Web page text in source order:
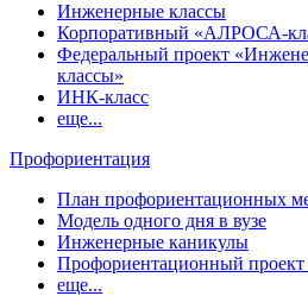
Инженерные классы
Корпоративный «АЛРОСА-
Федеральный проект
классы»
ИНК-класс
еще...
Профориентация
План профориентационных
Модель одного дня в вузе
Инженерные каникулы
Профориентационный проект
еще...